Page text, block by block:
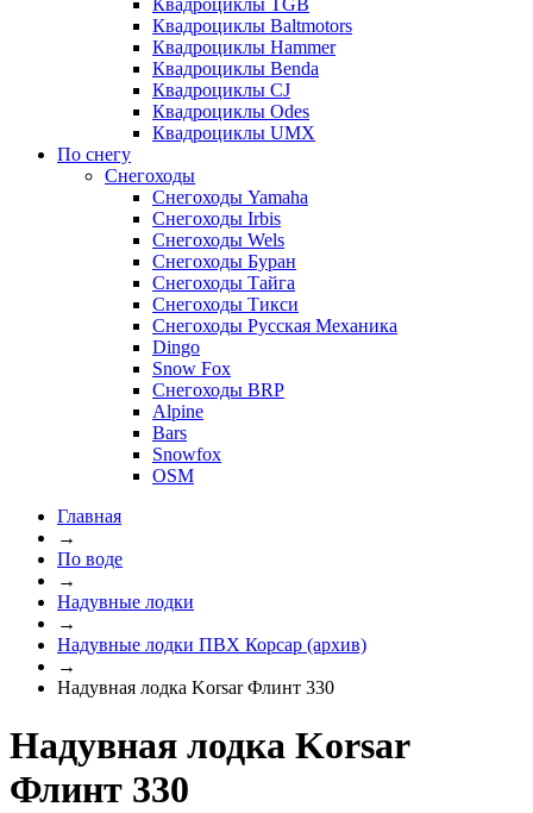
Квадроциклы TGB
Квадроциклы Baltmotors
Квадроциклы Hammer
Квадроциклы Benda
Квадроциклы CJ
Квадроциклы Odes
Квадроциклы UMX
По снегу
Снегоходы
Снегоходы Yamaha
Снегоходы Irbis
Снегоходы Wels
Снегоходы Буран
Снегоходы Тайга
Снегоходы Тикси
Снегоходы Русская Механика
Dingo
Snow Fox
Снегоходы BRP
Alpine
Bars
Snowfox
OSM
Главная
→
По воде
→
Надувные лодки
→
Надувные лодки ПВХ Корсар (архив)
→
Надувная лодка Korsar Флинт 330
Надувная лодка Korsar
Флинт 330